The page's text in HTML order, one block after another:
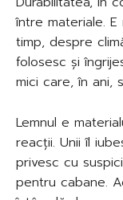
între materiale.
timp, despre
folosesc și
mici care, în ani,
Lemnul e
reacții. Unii îl
privesc cu
pentru cabane.